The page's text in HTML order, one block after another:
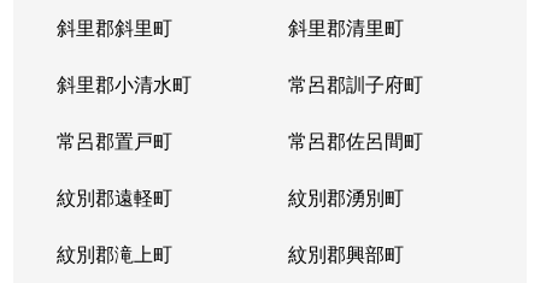
斜里郡斜里町 斜里郡清里町
斜里郡小清水町 常呂郡訓子府町
常呂郡置戸町 常呂郡佐呂間町
紋別郡遠軽町 紋別郡湧別町
紋別郡滝上町 紋別郡興部町